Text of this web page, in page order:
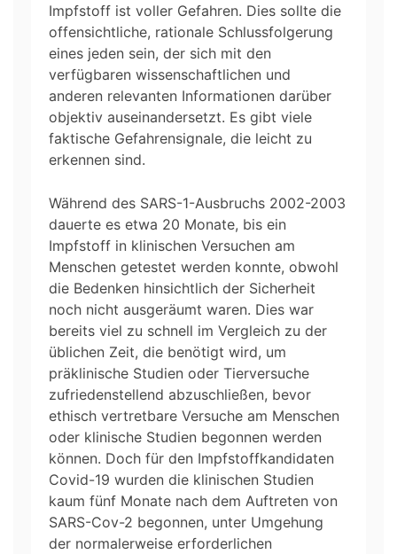
Impfstoff ist voller Gefahren. Dies sollte die
offensichtliche, rationale Schlussfolgerung
eines jeden sein, der sich mit den
verfügbaren wissenschaftlichen und
anderen relevanten Informationen darüber
objektiv auseinandersetzt. Es gibt viele
faktische Gefahrensignale, die leicht zu
erkennen sind.
Während des SARS-1-Ausbruchs 2002-2003
dauerte es etwa 20 Monate, bis ein
Impfstoff in klinischen Versuchen am
Menschen getestet werden konnte, obwohl
die Bedenken hinsichtlich der Sicherheit
noch nicht ausgeräumt waren. Dies war
bereits viel zu schnell im Vergleich zu der
üblichen Zeit, die benötigt wird, um
präklinische Studien oder Tierversuche
zufriedenstellend abzuschließen, bevor
ethisch vertretbare Versuche am Menschen
oder klinische Studien begonnen werden
können. Doch für den Impfstoffkandidaten
Covid-19 wurden die klinischen Studien
kaum fünf Monate nach dem Auftreten von
SARS-Cov-2 begonnen, unter Umgehung
der normalerweise erforderlichen